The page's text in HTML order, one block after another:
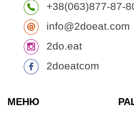
+38(063)877-87-
info@2doeat.com
2do.eat
2doeatcom
МЕНЮ